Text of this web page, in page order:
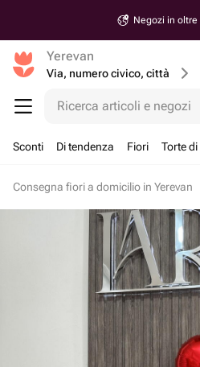
Negozi in
Yerevan
Via, numero civico, città
Ricerca articoli e negozi
Sconti Di tendenza Fiori Torte
Consegna fiori a domicilio in Yerevan